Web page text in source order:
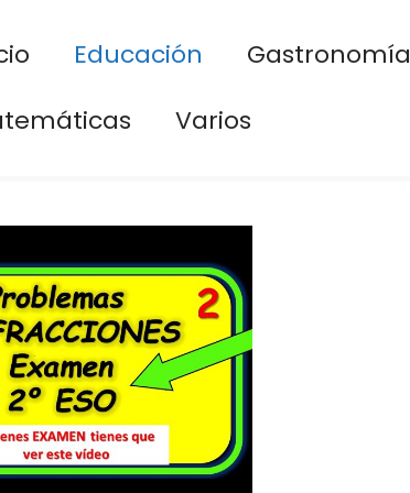
Educación Gastronomía
Varios